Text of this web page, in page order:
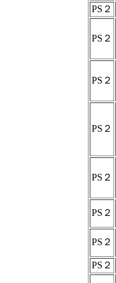
PS２
PS２
PS２
PS２
PS２
PS２
PS２
PS２